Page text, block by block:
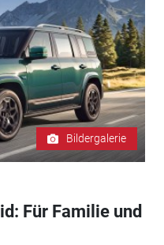
Bildergalerie
Für Familie und